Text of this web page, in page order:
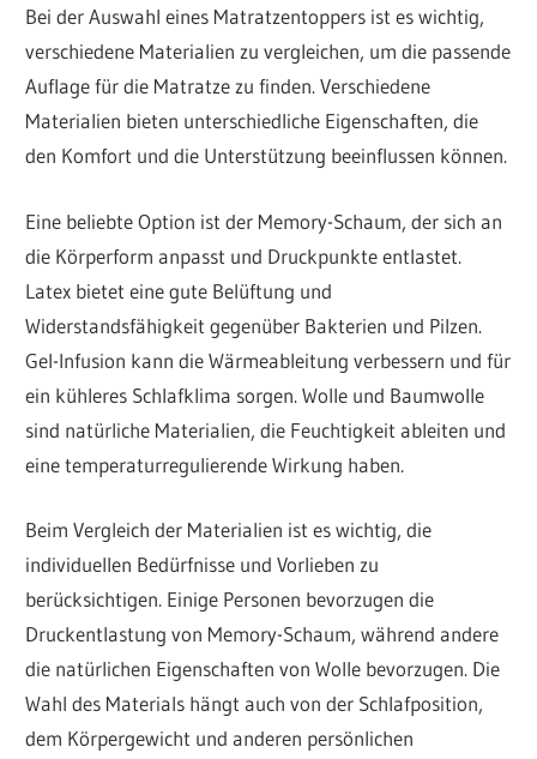
Bei der Auswahl eines Matratzentoppers ist es wichtig,
verschiedene Materialien zu vergleichen, um die passende
Auflage für die Matratze zu finden. Verschiedene
Materialien bieten unterschiedliche Eigenschaften, die
den Komfort und die Unterstützung beeinflussen können.
Eine beliebte Option ist der Memory-Schaum, der sich an
die Körperform anpasst und Druckpunkte entlastet.
Latex bietet eine gute Belüftung und
Widerstandsfähigkeit gegenüber Bakterien und Pilzen.
Gel-Infusion kann die Wärmeableitung verbessern und für
ein kühleres Schlafklima sorgen. Wolle und Baumwolle
sind natürliche Materialien, die Feuchtigkeit ableiten und
eine temperaturregulierende Wirkung haben.
Beim Vergleich der Materialien ist es wichtig, die
individuellen Bedürfnisse und Vorlieben zu
berücksichtigen. Einige Personen bevorzugen die
Druckentlastung von Memory-Schaum, während andere
die natürlichen Eigenschaften von Wolle bevorzugen. Die
Wahl des Materials hängt auch von der Schlafposition,
dem Körpergewicht und anderen persönlichen